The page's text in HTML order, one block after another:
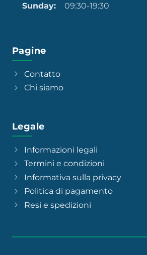
Sunday:
09:30-19:30
Pagine
Contatto
Chi siamo
Legale
Informazioni legali
Termini e condizioni
Informativa sulla privacy
Politica di pagamento
Resi e spedizioni